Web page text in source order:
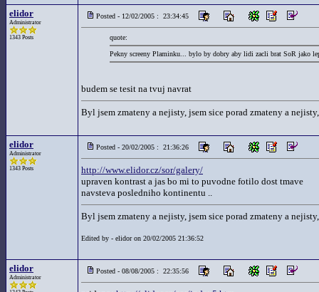
elidor
Administrator
1343 Posts
Posted - 12/02/2005 : 23:34:45
quote:
Pekny screeny Plaminku... bylo by dobry aby lidi zacli brat SoR jako
budem se tesit na tvuj navrat
Byl jsem zmateny a nejisty, jsem sice porad zmateny a
elidor
Administrator
1343 Posts
Posted - 20/02/2005 : 21:36:26
http://www.elidor.cz/sor/galery/
upraven kontrast a jas bo mi to puvodne fotilo dost tmave
navsteva posledniho kontinentu ..
Byl jsem zmateny a nejisty, jsem sice porad zmateny a
Edited by - elidor on 20/02/2005 21:36:52
elidor
Administrator
Posted - 08/08/2005 : 22:35:56